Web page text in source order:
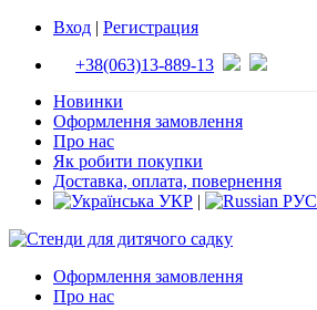
Вход | Регистрация
+38(063)13-889-13
Новинки
Оформлення замовлення
Про нас
Як робити покупки
Доставка, оплата, повернення
УКР | РУС
Оформлення замовлення
Про нас